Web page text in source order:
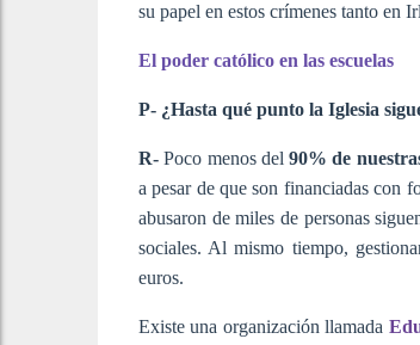
su papel en estos crímenes tanto en
El poder católico en las escuelas
P- ¿Hasta qué punto la Iglesia
R- Poco menos del90% de
a pesar de que son financiadas con
abusaron de miles de personas
sociales. Al mismo tiempo,
euros.
Existe una organización llamada